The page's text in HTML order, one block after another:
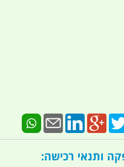
ותנאי רכישה: